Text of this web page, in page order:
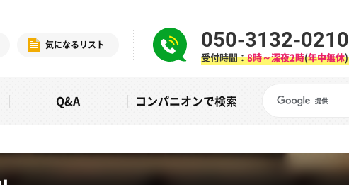
気になるリスト 050-3132-0210
受付時間：8時～深夜2時(年中無休)
Q&A コンパニオンで検索